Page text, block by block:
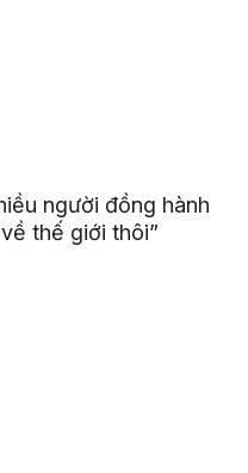
người đồng hành
thế giới thôi”